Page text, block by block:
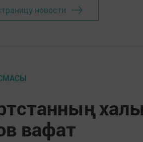
новости
вафат